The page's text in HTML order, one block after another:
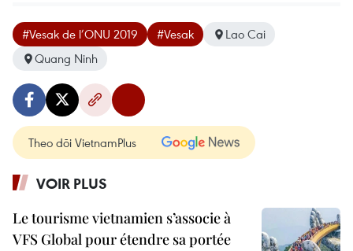
#Vesak de l’ONU 2019 #Vesak
Lao Cai
Quang Ninh
Theo dõi VietnamPlus
VOIR PLUS
Le tourisme vietnamien s’associe à
VFS Global pour étendre sa portée